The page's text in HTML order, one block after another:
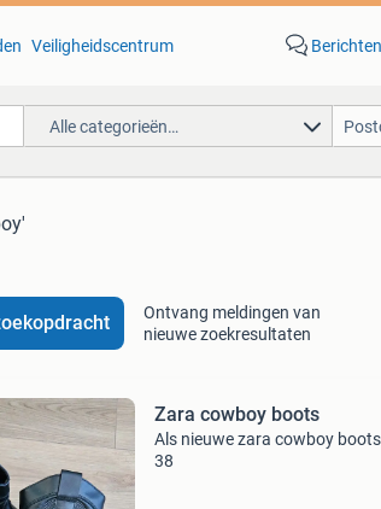
Veiligheidscentrum Berichten
Alle categorieën…
Ontvang meldingen van
nieuwe zoekresultaten
Zara cowboy boots
Als nieuwe zara cowboy
38